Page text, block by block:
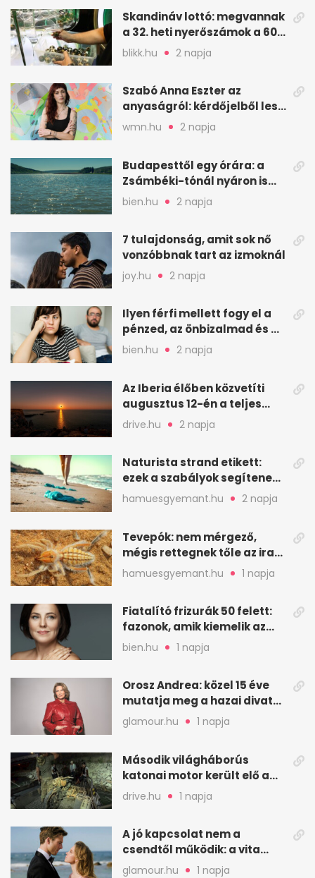
Skandináv lottó: megvannak
a 32. heti nyerőszámok a 600
milliós játékhoz
blikk.hu 2 napja
Szabó Anna Eszter az
anyaságról: kérdőjelből lesz
valaha felkiáltójel?
wmn.hu 2 napja
Budapesttől egy órára: a
Zsámbéki-tónál nyáron is
van hely
bien.hu 2 napja
7 tulajdonság, amit sok nő
vonzóbbnak tart az izmoknál
joy.hu 2 napja
Ilyen férfi mellett fogy el a
pénzed, az önbizalmad és a
nyugalmad
bien.hu 2 napja
Az Iberia élőben közvetíti
augusztus 12-én a teljes
napfogyatkozást
drive.hu 2 napja
Naturista strand etikett:
ezek a szabályok segítenek
komfortosan lenni
hamuesgyemant.hu 2 napja
Tevepók: nem mérgező,
mégis rettegnek tőle az iraki
sivatagban
hamuesgyemant.hu 1 napja
Fiatalító frizurák 50 felett:
fazonok, amik kiemelik az
arcodat
bien.hu 1 napja
Orosz Andrea: közel 15 éve
mutatja meg a hazai divat
arcait
glamour.hu 1 napja
Második világháborús
katonai motor került elő a
Dunából a Batthyány térnél
drive.hu 1 napja
A jó kapcsolat nem a
csendtől működik: a vita
néha egészséges jel
glamour.hu 1 napja